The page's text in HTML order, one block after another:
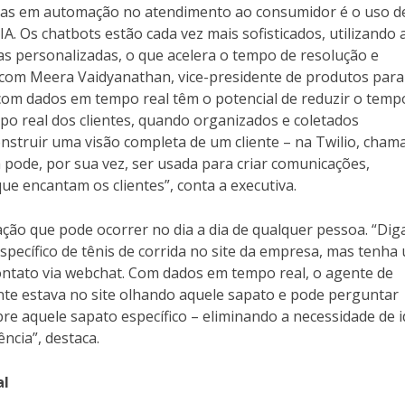
em automação no atendimento ao consumidor é o uso
Os chatbots estão cada vez mais sofisticados, utilizando
personalizadas, o que acelera o tempo de resolução e
Meera Vaidyanathan, vice-presidente de produtos para
dados em tempo real têm o potencial de reduzir o
real dos clientes, quando organizados e coletados
uma visão completa de um cliente – na Twilio,
por sua vez, ser usada para criar comunicações,
encantam os clientes”, conta a executiva.
que pode ocorrer no dia a dia de qualquer pessoa.
de tênis de corrida no site da empresa, mas tenha
via webchat. Com dados em tempo real, o agente de
estava no site olhando aquele sapato e pode perguntar
aquele sapato específico – eliminando a necessidade de
destaca.